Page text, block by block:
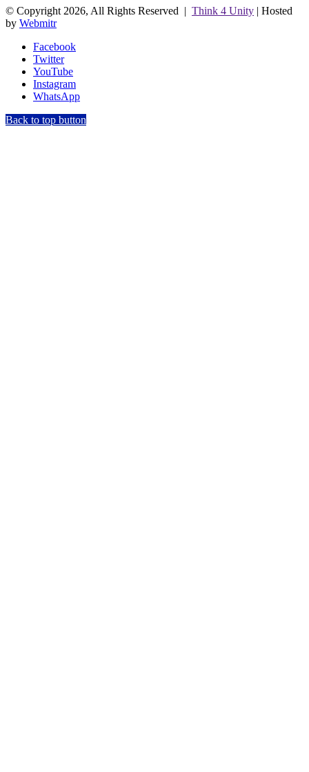
© Copyright 2026, All Rights Reserved | Think 4 Unity | Hosted
by Webmitr
Facebook
Twitter
YouTube
Instagram
WhatsApp
Back to top button